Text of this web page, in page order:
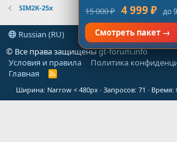
SIM2K-25x
Russian (RU)
© Все права защищеныgt-forum.info
Условия и правила
Политика
Главная
R
S
Ширина Запросов 71 Время
15 000 ₽ 4 999 ₽ до
Смотреть пакет →